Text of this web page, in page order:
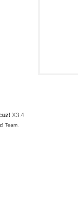
X3.4
Team